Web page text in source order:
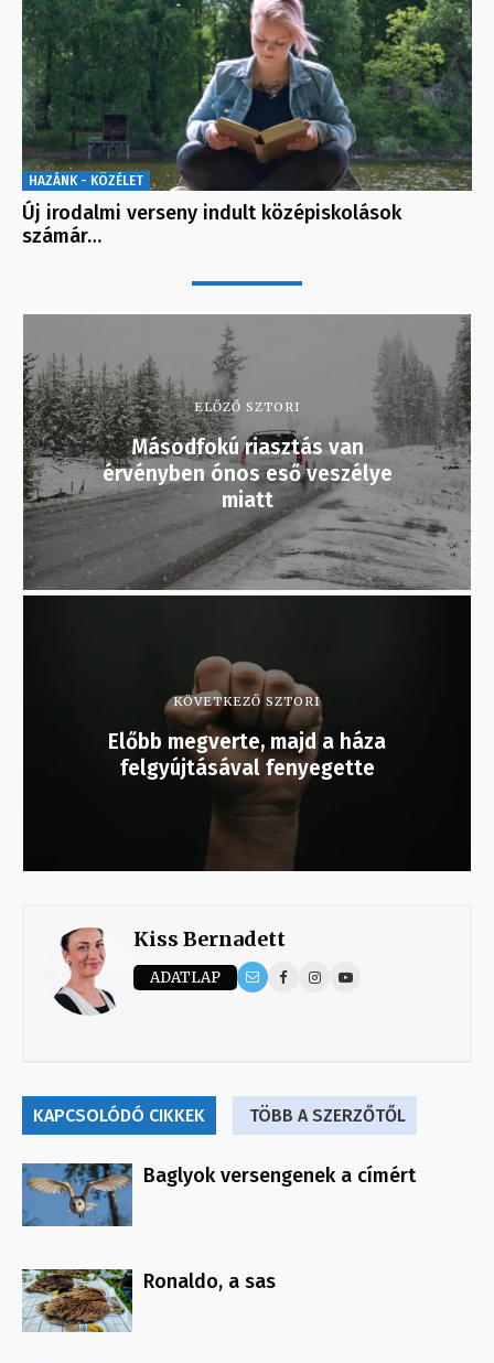
HAZÁNK - KÖZÉLET
Új irodalmi verseny indult középiskolások
számár…
ELŐZŐ SZTORI
Másodfokú riasztás van
érvényben ónos eső veszélye
miatt
KÖVETKEZŐ SZTORI
Előbb megverte, majd a háza
felgyújtásával fenyegette
Kiss Bernadett
ADATLAP
KAPCSOLÓDÓ CIKKEK TÖBB A SZERZŐTŐL
Baglyok versengenek a címért
Ronaldo, a sas